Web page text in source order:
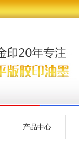
产品中心